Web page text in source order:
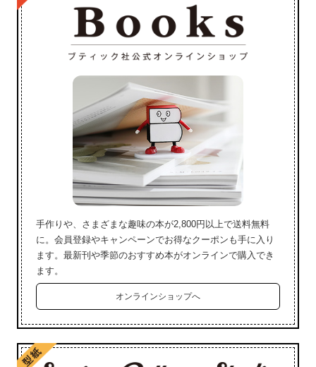
手作りや、さまざまな趣味の本が2,800円以上で送料無料
に。会員登録やキャンペーンでお得なクーポンも手に入り
ます。最新刊や季節のおすすめ本がオンラインで購入でき
ます。
オンラインショップへ